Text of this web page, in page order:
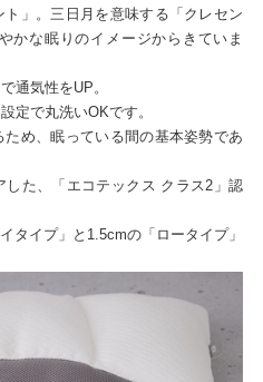
」。三日月を意味する「クレセン
かな眠りのイメージからきていま
通気性をUP。
定で丸洗いOKです。
め、眠っている間の基本姿勢であ
た、「エコテックス クラス2」認
タイプ」と1.5cmの「ロータイプ」